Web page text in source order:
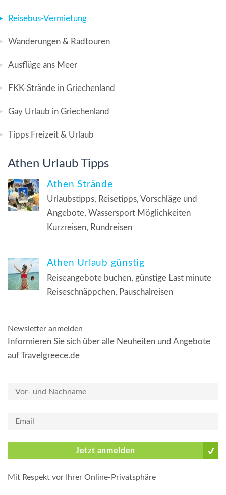
Reisebus-Vermietung
Wanderungen & Radtouren
Ausflüge ans Meer
FKK-Strände in Griechenland
Gay Urlaub in Griechenland
Tipps Freizeit & Urlaub
Athen Urlaub Tipps
Athen Strände
Urlaubstipps, Reisetipps, Vorschläge und
Angebote, Wassersport Möglichkeiten
Kurzreisen, Rundreisen
Athen Urlaub günstig
Reiseangebote buchen, günstige Last minute
Reiseschnäppchen, Pauschalreisen
Newsletter anmelden
Informieren Sie sich über alle Neuheiten und Angebote
auf Travelgreece.de
Jetzt anmelden
Mit Respekt vor Ihrer Online-Privatsphäre